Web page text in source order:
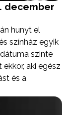
december
hunyt el
színház egyik
szinte
aki egész
és a